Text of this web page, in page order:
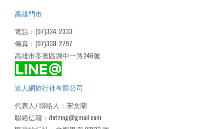
高雄門市
電話：(07)334-2333
傳真：(07)338-2797
高雄市苓雅區興中一路246號
達人網旅行社有限公司
代表人/ 聯絡人：宋文蘭
聯絡信箱：dotzing@gmail.com